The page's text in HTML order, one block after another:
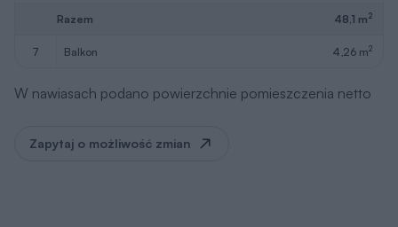
Razem 48,1 m2
7 balkon 4,26 m2
W nawiasach podano powierzchnie pomieszczenia netto
Zapytaj o możliwość zmian